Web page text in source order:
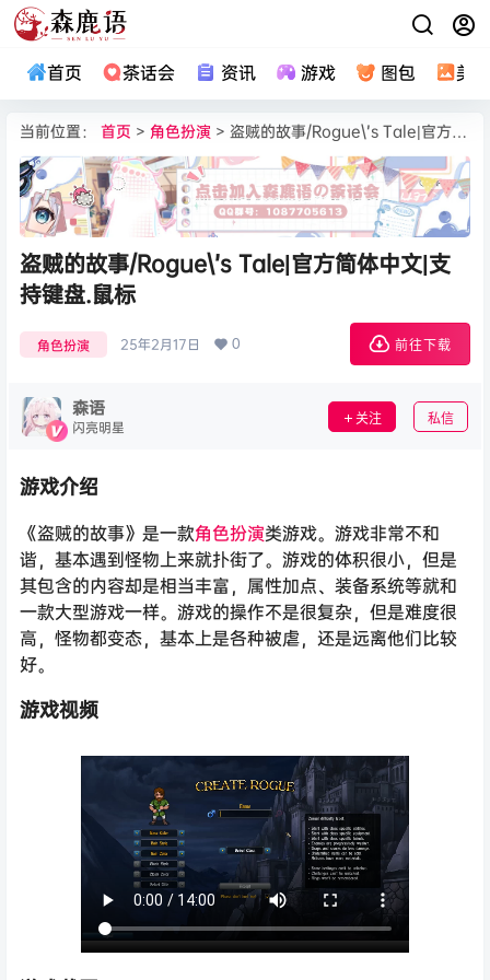
首页 茶话会 资讯 游戏 图包 美
当前位置： 首页 > 角色扮演 > 盗贼的故事/Rogue\’s Tale|官方简体中文|支持键盘.鼠标
盗贼的故事/Rogue\’s Tale|官方简体中文|支
持键盘.鼠标
角色扮演 25年2月17日 0 前往下载
森语
闪亮明星 关注 私信
游戏介绍
《盗贼的故事》是一款角色扮演类游戏。游戏非常不和
谐，基本遇到怪物上来就扑街了。游戏的体积很小，但是
其包含的内容却是相当丰富，属性加点、装备系统等就和
一款大型游戏一样。游戏的操作不是很复杂，但是难度很
高，怪物都变态，基本上是各种被虐，还是远离他们比较
好。
游戏视频